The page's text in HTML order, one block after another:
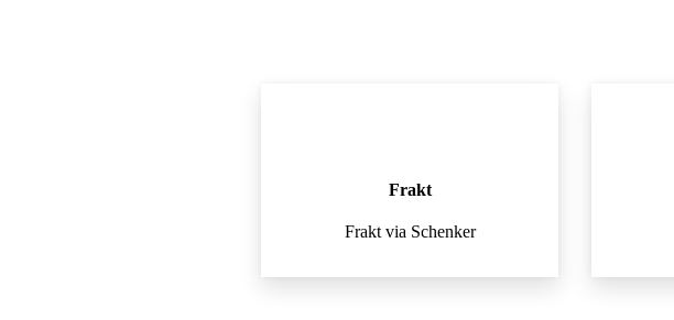
Frakt
Frakt via Schenker